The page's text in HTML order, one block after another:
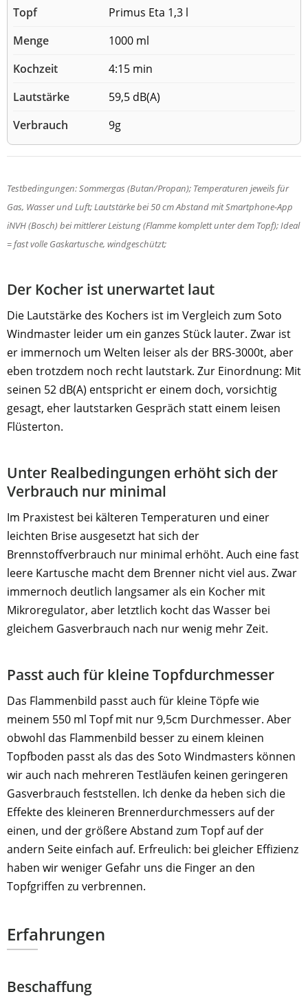
Primus Eta 1,3 l
1000 ml
4:15 min
59,5 dB(A)
9g
Testbedingungen: Sommergas (Butan/Propan); Temperaturen jeweils für
Gas, Wasser und Luft; Lautstärke bei 50 cm Abstand mit Smartphone-App
iNVH (Bosch) bei mittlerer Leistung (Flamme komplett unter dem Topf); Ideal
= fast volle Gaskartusche, windgeschützt;
Der Kocher ist unerwartet laut
Die Lautstärke des Kochers ist im Vergleich zum Soto
Windmaster leider um ein ganzes Stück lauter. Zwar ist
er immernoch um Welten leiser als der BRS-3000t, aber
eben trotzdem noch recht lautstark. Zur Einordnung: Mit
seinen 52 dB(A) entspricht er einem doch, vorsichtig
gesagt, eher lautstarken Gespräch statt einem leisen
Flüsterton.
Unter Realbedingungen erhöht sich der
Verbrauch nur minimal
Im Praxistest bei kälteren Temperaturen und einer
leichten Brise ausgesetzt hat sich der
Brennstoffverbrauch nur minimal erhöht. Auch eine fast
leere Kartusche macht dem Brenner nicht viel aus. Zwar
immernoch deutlich langsamer als ein Kocher mit
Mikroregulator, aber letztlich kocht das Wasser bei
gleichem Gasverbrauch nach nur wenig mehr Zeit.
Passt auch für kleine Topfdurchmesser
Das Flammenbild passt auch für kleine Töpfe wie
meinem 550 ml Topf mit nur 9,5cm Durchmesser. Aber
obwohl das Flammenbild besser zu einem kleinen
Topfboden passt als das des Soto Windmasters können
wir auch nach mehreren Testläufen keinen geringeren
Gasverbrauch feststellen. Ich denke da heben sich die
Effekte des kleineren Brennerdurchmessers auf der
einen, und der größere Abstand zum Topf auf der
andern Seite einfach auf. Erfreulich: bei gleicher Effizienz
haben wir weniger Gefahr uns die Finger an den
Topfgriffen zu verbrennen.
Erfahrungen
Beschaffung